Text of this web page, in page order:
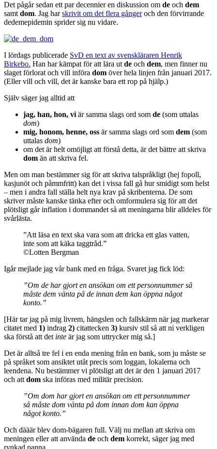
Det pågår sedan ett par decennier en diskussion om de och dem
samt dom. Jag harskrivit om det flera gångeroch den förvirrande
dedemepidemin sprider sig nu vidare.
I lördags publicerade SvD en text av svenskläraren Henrik
Birkebo. Han har kämpat för att lära ut de och dem, men finner nu
slaget förlorat och vill införa dom över hela linjen från januari 2017.
(Eller vill och vill, det är kanske bara ett rop på hjälp.)
Själv säger jag alltid att
jag, han, hon, vi är samma slags ord som de (som uttalas
dom)
mig, honom, henne, oss är samma slags ord som dem (som
uttalas dom)
om det är helt omöjligt att förstå detta, är det bättre att skriva
dom än att skriva fel.
Men om man bestämmer sig för att skriva talspråkligt (hej fopoll,
kasjunöt och påmmfritt) kan det i vissa fall gå hur smidigt som helst
– men i andra fall ställa helt nya krav på skribenterna. De som
skriver måste kanske tänka efter och omformulera sig för att det
plötsligt går inflation i dommandet så att meningarna blir alldeles för
svårlästa.
”Att läsa en text ska vara som att dricka ett glas vatten,
inte som att käka taggtråd.”
©Lotten Bergman
Igår mejlade jag vår bank med en fråga. Svaret jag fick löd:
”Om de har gjort en ansökan om ett personnummer så
måste dem vänta på de innan dem kan öppna något
konto.”
[Här tar jag på mig livrem, hängslen och fallskärm när jag markerar
citatet med 1) indrag 2) citattecken 3) kursiv stil så att ni verkligen
ska förstå att det inte är jag som uttrycker mig så.]
Det är alltså tre fel i en enda mening från en bank, som ju måste se
på språket som ansiktet utåt precis som loggan, lokalerna och
leendena. Nu bestämmer vi plötsligt att det är den 1 januari 2017
och att dom ska införas med militär precision.
”Om dom har gjort en ansökan om ett personnummer
så måste dom vänta på dom innan dom kan öppna
något konto.”
Och dääär blev dom-bägaren full. Välj nu mellan att skriva om
meningen eller att använda de och dem korrekt, säger jag med